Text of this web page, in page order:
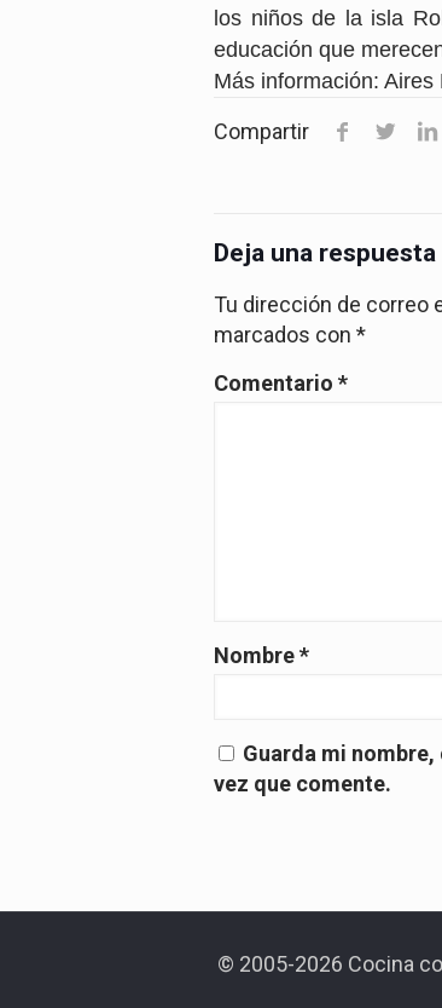
los niños de la isla
educación que
Más información:
Compartir
Deja una respuesta
Tu dirección de correo
marcados con*
Comentario*
Nombre*
Guarda mi
vez que comente.
© 2005-2026 Cocina